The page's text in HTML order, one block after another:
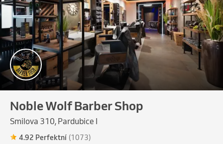
Noble Wolf Barber Shop
Smilova 310, Pardubice I
4.92 Perfektní (1073)